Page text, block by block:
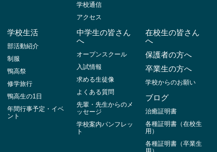
学校通信
アクセス
学校生活
部活動紹介
制服
鴨高祭
修学旅行
鴨高生の1日
年間行事予定・イベ
ント
中学生の皆さん
へ
オープンスクール
入試情報
求める生徒像
よくある質問
先輩・先生からのメ
ッセージ
学校案内パンフレッ
ト
在校生の皆さん
へ
保護者の方へ
卒業生の方へ
学校からのお願い
ブログ
治癒証明書
各種証明書（在校生
用）
各種証明書（卒業生